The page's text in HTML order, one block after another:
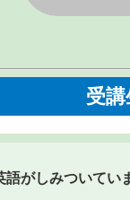
受
がしみついてい